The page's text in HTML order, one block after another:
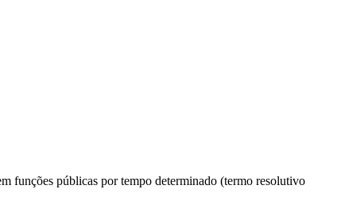
funções públicas por tempo determinado (termo resolutivo